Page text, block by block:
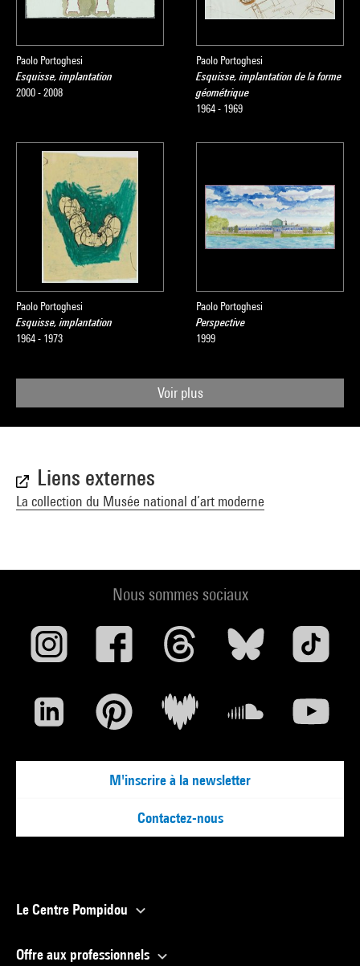
Paolo Portoghesi
Esquisse, implantation
2000 - 2008
Paolo Portoghesi
Esquisse, implantation de la forme
géométrique
1964 - 1969
Paolo Portoghesi
Esquisse, implantation
1964 - 1973
Paolo Portoghesi
Perspective
1999
Voir plus
Liens externes
La collection du Musée national d’art moderne
Nous sommes sociaux
M'inscrire à la newsletter
Contactez-nous
Le Centre Pompidou
Offre aux professionnels